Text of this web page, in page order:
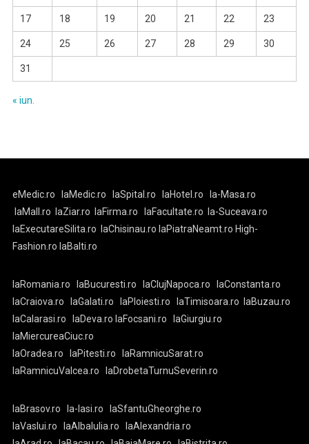
17 18 19 20 21 22 23
24 25 26 27 28 29 30
31
« iun.
eMedic.ro laMedic.ro laSpital.ro laHotel.ro
la-Masa.ro
laMall.ro
laZiar.ro laFirma.ro laFacultate.ro
la-Suceava.ro
laExecutareSilita.ro
laChisinau.ro laPiatraNeamt.ro High-
Fashion.ro laBalti.ro
laRomania.ro laBucuresti.ro laClujNapoca.ro
laConstanta.ro
laCraiova.ro
laGalati.ro laPloiesti.ro laTimisoara.ro
laBuzau.ro
laCalarasi.ro
laDeva.ro laFocsani.ro
laGiurgiu.ro
laMiercureaCiuc.ro
laOradea.ro
laPitesti.ro
laRamnicuSarat.ro
laRamnicuValcea.ro
laDrobetaTurnuSeverin.ro
laBrasov.ro la-Iasi.ro
laSfantuGheorghe.ro
laVaslui.ro
laAlbaIulia.ro
laAlexandria.ro